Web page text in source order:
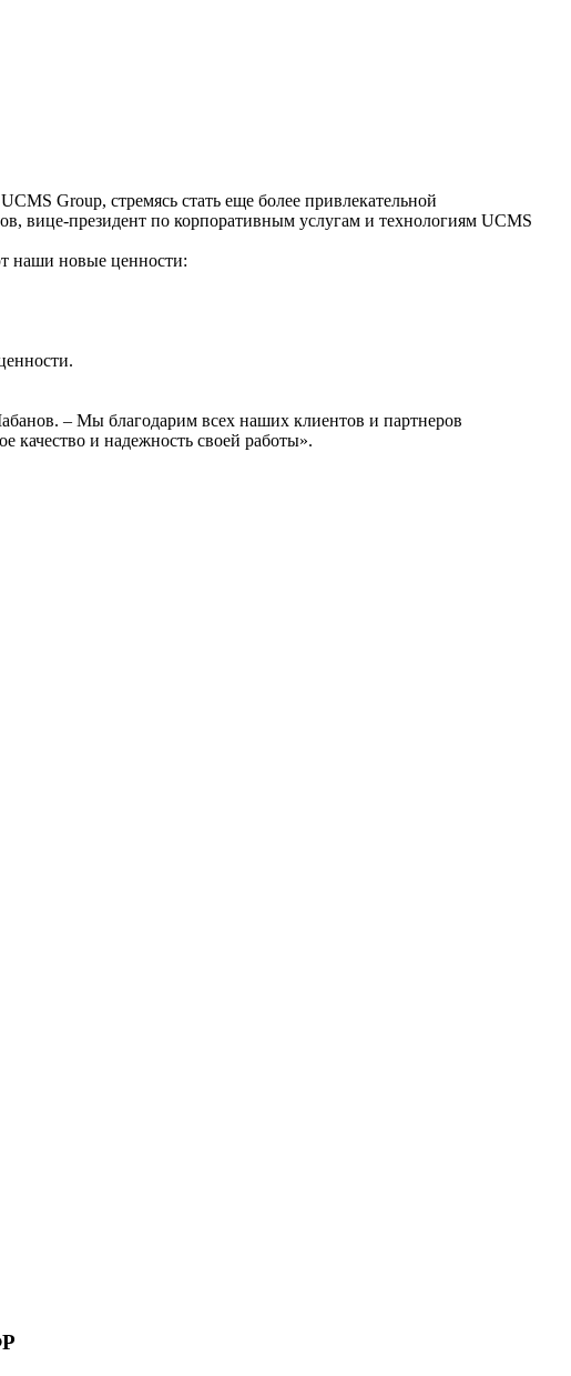
Group, стремясь стать еще более привлекательной
вице-президент по корпоративным услугам и технологиям UCMS
наши новые ценности:
– Мы благодарим всех наших клиентов и партнеров
качество и надежность своей работы».